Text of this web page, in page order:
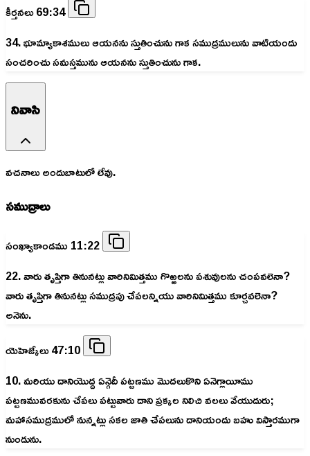
కీర్తనలు 69:34
34. భూమ్యాకాశములు ఆయనను స్తుతించును గాక సముద్రములును వాటియందు
సంచరించు సమస్తమును ఆయనను స్తుతించును గాక.
నివాసి
వచనాలు అందుబాటులో లేవు.
సముద్రాలు
సంఖ్యాకాండము 11:22
22. వారు తృప్తిగా తినునట్లు వారినిమిత్తము గొఱ్ఱలను పశువులను చంపవలెనా?
వారు తృప్తిగా తినునట్లు సముద్రపు చేపలన్నియు వారినిమిత్తము కూర్చవలెనా?
అనెను.
యెహెజ్కేలు 47:10
10. మరియు దానియొద్ద ఏన్గెదీ పట్టణము మొదలుకొని ఏనెగ్లాయీము
పట్టణమువరకును చేపలు పట్టువారు దాని ప్రక్కల నిలిచి వలలు వేయుదురు;
మహాసముద్రములో నున్నట్లు సకల జాతి చేపలును దానియందు బహు విస్తారముగా
నుండును.